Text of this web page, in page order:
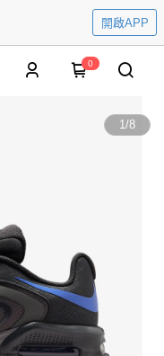
開啟APP
0
1/8